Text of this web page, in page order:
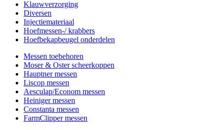
Klauwverzorging
Diversen
Injectiemateriaal
Hoefmessen-/ krabbers
Hoefbekapbeugel onderdelen
Messen toebehoren
Moser & Oster scheerkoppen
Hauptner messen
Liscop messen
Aesculap/Econom messen
Heiniger messen
Constanta messen
FarmClipper messen